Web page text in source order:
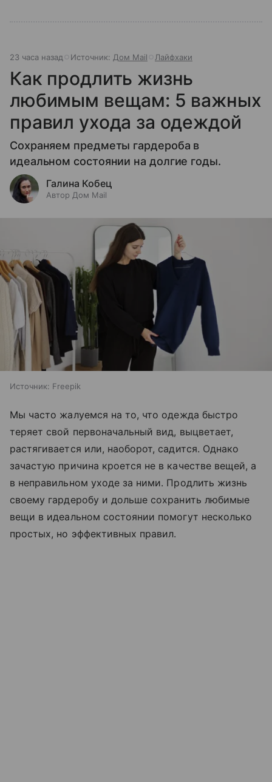
23 часа назад Источник: Дом Mail Лайфхаки
Как продлить жизнь
любимым вещам: 5 важных
правил ухода за одеждой
Сохраняем предметы гардероба в
идеальном состоянии на долгие годы.
Галина Кобец
Автор Дом Mail
Источник: Freepik
Мы часто жалуемся на то, что одежда быстро
теряет свой первоначальный вид, выцветает,
растягивается или, наоборот, садится. Однако
зачастую причина кроется не в качестве вещей, а
в неправильном уходе за ними. Продлить жизнь
своему гардеробу и дольше сохранить любимые
вещи в идеальном состоянии помогут несколько
простых, но эффективных правил.